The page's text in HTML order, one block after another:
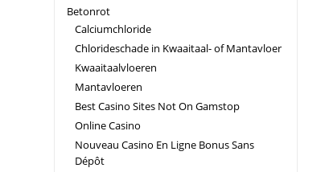
Betonrot
Calciumchloride
Chlorideschade in Kwaaitaal- of Mantavloer
Kwaaitaalvloeren
Mantavloeren
Best Casino Sites Not On Gamstop
Online Casino
Nouveau Casino En Ligne Bonus Sans
Dépôt